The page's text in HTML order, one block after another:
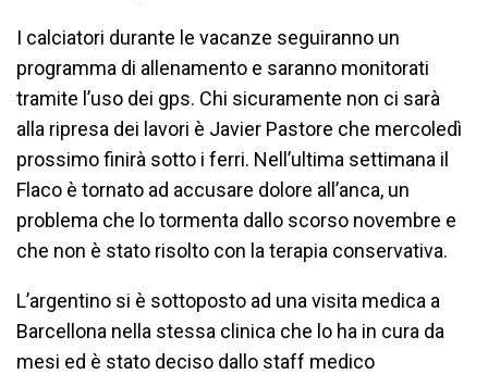
I calciatori durante le vacanze seguiranno un
programma di allenamento e saranno monitorati
tramite l’uso dei gps. Chi sicuramente non ci sarà
alla ripresa dei lavori è Javier Pastore che mercoledì
prossimo finirà sotto i ferri. Nell’ultima settimana il
Flaco è tornato ad accusare dolore all’anca, un
problema che lo tormenta dallo scorso novembre e
che non è stato risolto con la terapia conservativa.
L’argentino si è sottoposto ad una visita medica a
Barcellona nella stessa clinica che lo ha in cura da
mesi ed è stato deciso dallo staff medico